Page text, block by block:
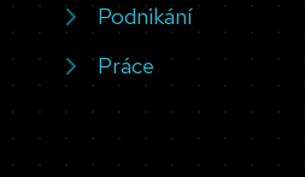
Podnikání
Práce